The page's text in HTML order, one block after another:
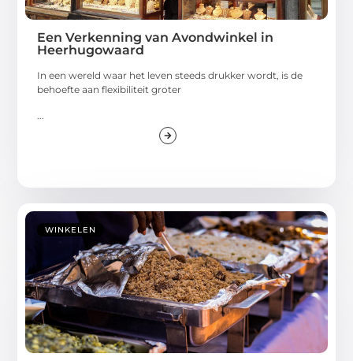
Een Verkenning van Avondwinkel in
Heerhugowaard
In een wereld waar het leven steeds drukker wordt, is de
behoefte aan flexibiliteit groter
WINKELEN